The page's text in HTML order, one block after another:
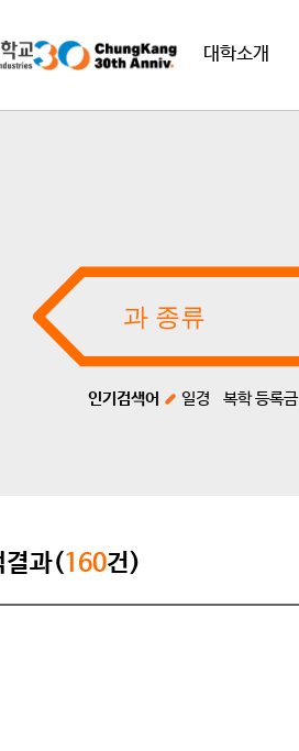
대학소개
인기검색어 일경 복학 등록금
결과(160건)